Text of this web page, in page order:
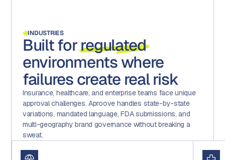
INDUSTRIES
Built forregulated
environments where
failures create real risk
Insurance, healthcare, and enterprise teams face unique
approval challenges. Aproove handles state-by-state
variations, mandated language, FDA submissions, and
multi-geography brand governance without breaking a
sweat.